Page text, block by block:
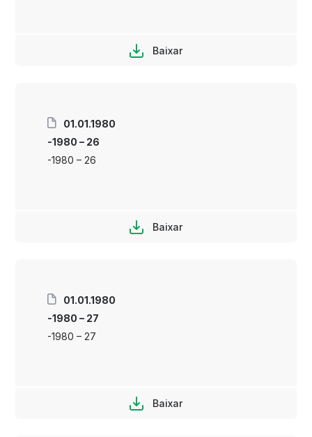
Baixar
01.01.1980
-1980 – 26
-1980 – 26
Baixar
01.01.1980
-1980 – 27
-1980 – 27
Baixar